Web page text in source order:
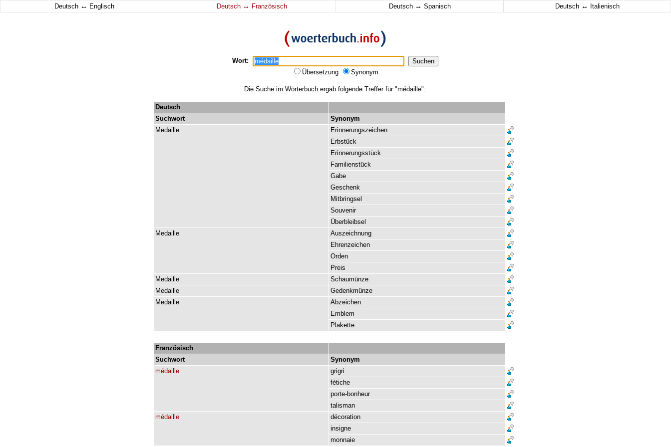
Deutsch ↔ Englisch Deutsch ↔ Französisch Deutsch ↔ Spanisch Deutsch ↔ Italienisch
Wort:
Übersetzung
Synonym
Die Suche im Wörterbuch ergab folgende Treffer für "médaille":
Deutsch
Suchwort
Synonym
Medaille
Erinnerungszeichen
Erbstück
Erinnerungsstück
Familienstück
Gabe
Geschenk
Mitbringsel
Souvenir
Überbleibsel
Medaille
Auszeichnung
Ehrenzeichen
Orden
Preis
Medaille
Schaumünze
Medaille
Gedenkmünze
Medaille
Abzeichen
Emblem
Plakette
Französisch
Suchwort
Synonym
médaille
grigri
fétiche
porte-bonheur
talisman
médaille
décoration
insigne
monnaie